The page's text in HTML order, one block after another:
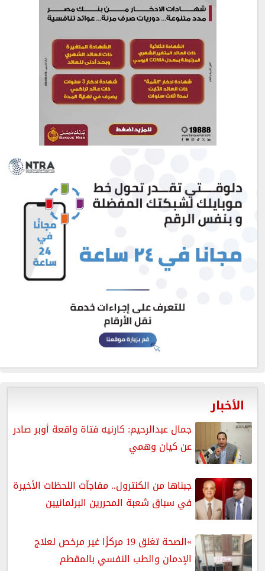
الأخبار
جمال عبدالرحيم: كارنيه فتاة واقعة أوبر صادر
عن كيان وهمي
جبناها من الكنترول.. مفاجآت اللحظات الأخيرة
في سباق شعبة المحررين البرلمانيين
»الصحة تغلق 19 مركزًا غير مرخص لعلاج
الإدمان والطب النفسي بالمقطم